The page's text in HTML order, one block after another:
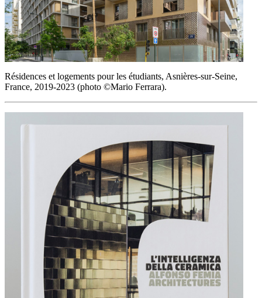
Résidences et logements pour les étudiants, Asnières-sur-Seine,
France, 2019-2023 (photo ©Mario Ferrara).